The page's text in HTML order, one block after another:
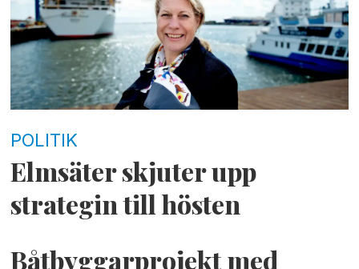
POLITIK
Elmsäter skjuter upp
strategin till hösten
Båtbyggarprojekt med